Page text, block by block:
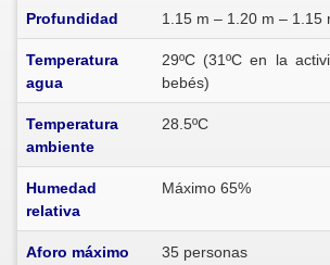
Profundidad 1.15 m – 1.20 m – 1.15
Temperatura
agua
29ºC (31ºC en la
bebés)
Temperatura
ambiente
28.5ºC
Humedad
relativa
Máximo 65%
Aforo máximo
35 personas